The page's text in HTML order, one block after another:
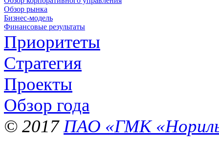
Обзор рынка
Бизнес-модель
Финансовые результаты
Приоритеты
Стратегия
Проекты
Обзор года
© 2017 ПАО «ГМК